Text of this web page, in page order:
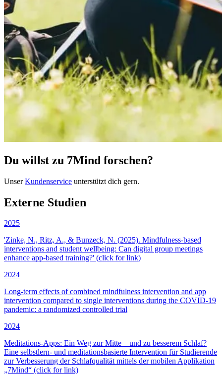
Du willst zu 7Mind forschen?
UnserKundenservice unterstützt dich gern.
Externe Studien
2025
'Zinke, N., Ritz, A., & Bunzeck, N. (2025). Mindfulness-based
interventions and student wellbeing: Can digital group meetings
enhance app-based training?' (click for link)
2024
Long-term effects of combined mindfulness intervention and app
intervention compared to single interventions during the COVID-19
pandemic: a randomized controlled trial
2024
Meditations-Apps: Ein Weg zur Mitte – und zu besserem Schlaf?
Eine selbstlern- und meditationsbasierte Intervention für Studierende
zur Verbesserung der Schlafqualität mittels der mobilen Applikation
„7Mind“ (click for link)